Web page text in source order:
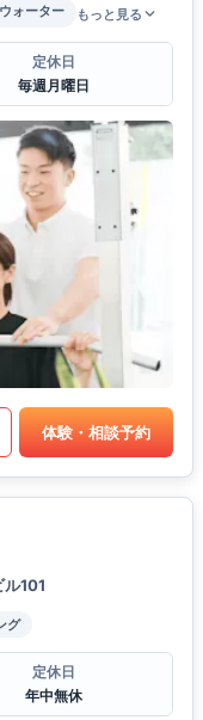
ォーター もっと見る
定休日
毎週月曜日
体験・相談予約
101
グ
定休日
年中無休